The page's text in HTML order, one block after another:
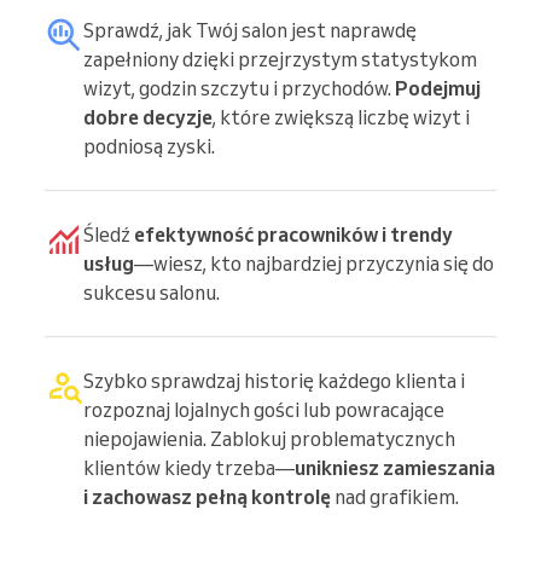
Sprawdź, jak Twój salon jest naprawdę
zapełniony dzięki przejrzystym statystykom
wizyt, godzin szczytu i przychodów. Podejmuj
dobre decyzje, które zwiększą liczbę wizyt i
podniosą zyski.
Śledź efektywność pracowników i trendy
usług—wiesz, kto najbardziej przyczynia się do
sukcesu salonu.
Szybko sprawdzaj historię każdego klienta i
rozpoznaj lojalnych gości lub powracające
niepojawienia. Zablokuj problematycznych
klientów kiedy trzeba—unikniesz zamieszania
i zachowasz pełną kontrolę nad grafikiem.